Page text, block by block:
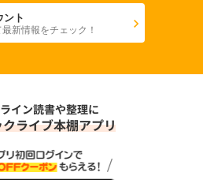
ト
新情報をチェック！